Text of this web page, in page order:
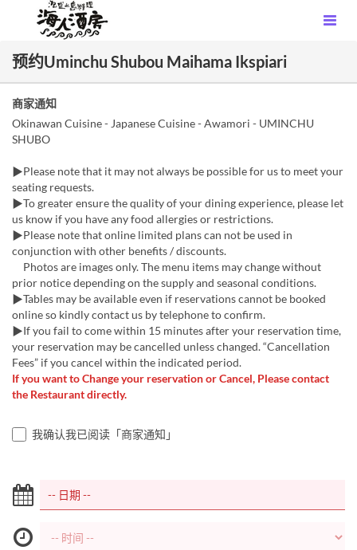
预约Uminchu Shubou Maihama Ikspiari
商家通知
Okinawan Cuisine - Japanese Cuisine - Awamori - UMINCHU
SHUBO
▶Please note that it may not always be possible for us to meet your
seating requests.
▶To greater ensure the quality of your dining experience, please let
us know if you have any food allergies or restrictions.
▶Please note that online limited plans can not be used in
conjunction with other benefits / discounts.
Photos are images only. The menu items may change without
prior notice depending on the supply and seasonal conditions.
▶Tables may be available even if reservations cannot be booked
online so kindly contact us by telephone to confirm.
▶If you fail to come within 15 minutes after your reservation time,
your reservation may be cancelled unless changed. “Cancellation
Fees” if you cancel within the indicated period.
If you want to Change your reservation or Cancel, Please contact
the Restaurant directly.
我确认我已阅读「商家通知」